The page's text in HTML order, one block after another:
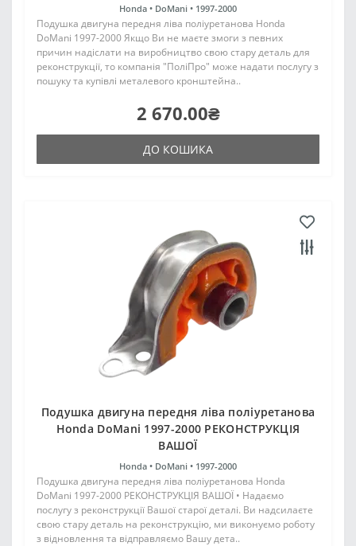
Honda • DoMani • 1997-2000
Подушка двигуна передня ліва поліуретанова Honda
DoMani 1997-2000 Якщо Ви не маєте змоги з певних
причин надіслати на виробництво свою стару деталь для
реконструкції, то компанія "ПоліПро" може надати послугу з
пошуку та купівлі металевого кронштейна..
2 670.00₴
ДО КОШИКА
Подушка двигуна передня ліва поліуретанова
Honda DoMani 1997-2000 РЕКОНСТРУКЦІЯ
ВАШОЇ
Honda • DoMani • 1997-2000
Подушка двигуна передня ліва поліуретанова Honda
DoMani 1997-2000 РЕКОНСТРУКЦІЯ ВАШОЇ • Надаємо
послугу з реконструкції Вашої старої деталі. Ви надсилаєте
свою стару деталь на реконструкцію, ми виконуємо роботу
з відновлення та відправляємо Вашу дета..